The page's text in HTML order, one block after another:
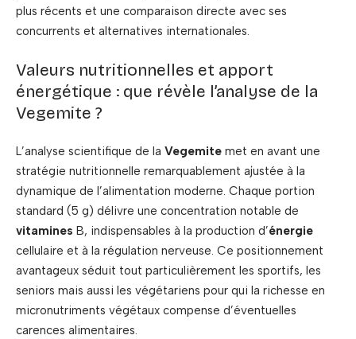
plus récents et une comparaison directe avec ses
concurrents et alternatives internationales.
Valeurs nutritionnelles et apport
énergétique : que révèle l’analyse de la
Vegemite ?
L’analyse scientifique de la Vegemite met en avant une
stratégie nutritionnelle remarquablement ajustée à la
dynamique de l’alimentation moderne. Chaque portion
standard (5 g) délivre une concentration notable de
vitamines B, indispensables à la production d’énergie
cellulaire et à la régulation nerveuse. Ce positionnement
avantageux séduit tout particulièrement les sportifs, les
seniors mais aussi les végétariens pour qui la richesse en
micronutriments végétaux compense d’éventuelles
carences alimentaires.